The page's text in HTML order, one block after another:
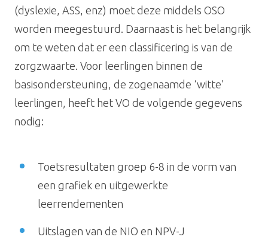
(dyslexie, ASS, enz) moet deze middels OSO
worden meegestuurd. Daarnaast is het belangrijk
om te weten dat er een classificering is van de
zorgzwaarte. Voor leerlingen binnen de
basisondersteuning, de zogenaamde ‘witte’
leerlingen, heeft het VO de volgende gegevens
nodig:
Toetsresultaten groep 6-8 in de vorm van
een grafiek en uitgewerkte
leerrendementen
Uitslagen van de NIO en NPV-J